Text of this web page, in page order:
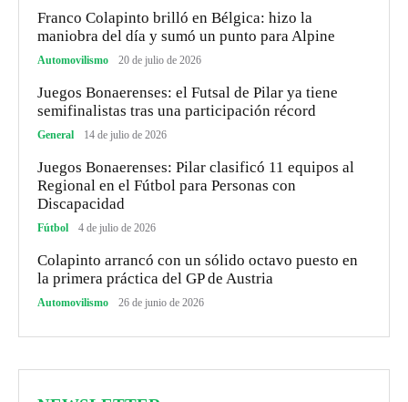
Franco Colapinto brilló en Bélgica: hizo la
maniobra del día y sumó un punto para Alpine
Automovilismo 20 de julio de 2026
Juegos Bonaerenses: el Futsal de Pilar ya tiene
semifinalistas tras una participación récord
General 14 de julio de 2026
Juegos Bonaerenses: Pilar clasificó 11 equipos al
Regional en el Fútbol para Personas con
Discapacidad
Fútbol 4 de julio de 2026
Colapinto arrancó con un sólido octavo puesto en
la primera práctica del GP de Austria
Automovilismo 26 de junio de 2026